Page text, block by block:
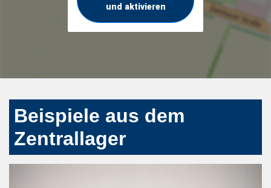
und aktivieren
Beispiele aus dem
Zentrallager